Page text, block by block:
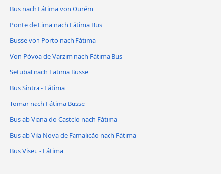
Bus nach Fátima von Ourém
Ponte de Lima nach Fátima Bus
Busse von Porto nach Fátima
Von Póvoa de Varzim nach Fátima Bus
Setúbal nach Fátima Busse
Bus Sintra - Fátima
Tomar nach Fátima Busse
Bus ab Viana do Castelo nach Fátima
Bus ab Vila Nova de Famalicão nach Fátima
Bus Viseu - Fátima